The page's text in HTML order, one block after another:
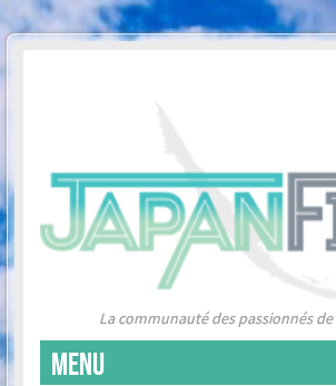
La communauté des passionnés
MENU